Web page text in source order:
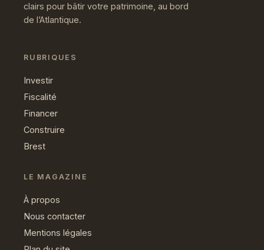
clairs pour bâtir votre patrimoine, au bord
de l’Atlantique.
RUBRIQUES
Investir
Fiscalité
Financer
Construire
Brest
LE MAGAZINE
À propos
Nous contacter
Mentions légales